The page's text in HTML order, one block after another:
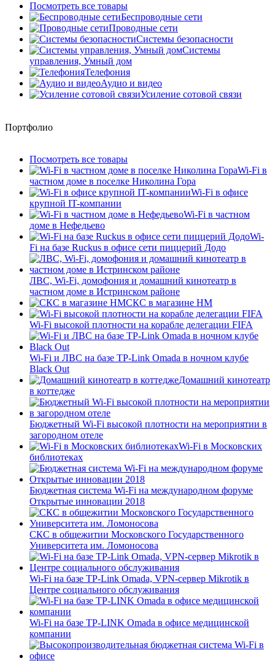
Посмотреть все товары
Беспроводные сети
Проводные сети
Системы безопасности
Системы
управления, Умный дом
Телефония
Аудио и видео
Усиление сотовой связи
Портфолио
Посмотреть все товары
Wi-Fi в
частном доме в поселке Николина Гора
Wi-Fi в офисе
крупной IT-компании
Wi-Fi в частном
доме в Нефедьево
Wi-
Fi на базе Ruckus в офисе сети пиццерий Додо
ЛВС, Wi-Fi, домофония и домашний кинотеатр в
частном доме в Истринском районе
СКС в магазине HM
Wi-Fi высокой плотности на корабле делегации FIFA
Wi-Fi и ЛВС на базе TP-Link Omada в ночном клубе
Black Out
Домашний кинотеатр
в коттедже
Бюджетный Wi-Fi высокой плотности на мероприятии в
загородном отеле
Wi-Fi в Московских
библиотеках
Бюджетная система Wi-Fi на международном форуме
Открытые инновации 2018
СКС в общежитии Московского Государственного
Университета им. Ломоносова
Wi-Fi на базе TP-Link Omada, VPN-сервер Mikrotik в
Центре социального обслуживания
Wi-Fi на базе TP-LINK Omada в офисе медицинской
компании